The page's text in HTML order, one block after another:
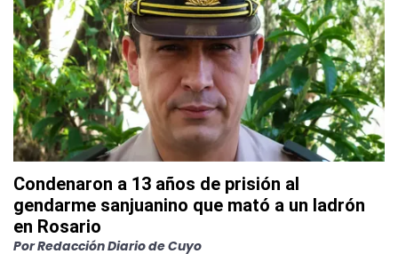
Condenaron a 13 años de prisión al
gendarme sanjuanino que mató a un ladrón
en Rosario
PorRedacción Diario de Cuyo